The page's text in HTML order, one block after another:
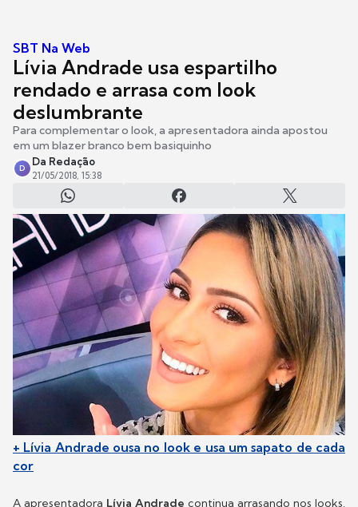
SBT Na Web
Lívia Andrade usa espartilho
rendado e arrasa com look
deslumbrante
Para complementar o look, a apresentadora ainda apostou
em um blazer branco bem basiquinho
D
Da Redação
21/05/2018, 15:38
+ Lívia Andrade ousa no look e usa um sapato de cada
cor
A apresentadora Lívia Andrade continua arrasando nos looks.